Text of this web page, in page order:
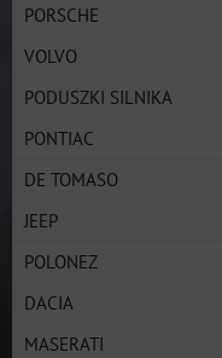
PORSCHE
VOLVO
PODUSZKI SILNIKA
PONTIAC
DE TOMASO
JEEP
POLONEZ
DACIA
MASERATI